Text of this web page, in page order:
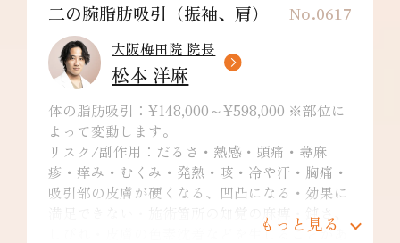
No.0617
二の腕脂肪吸引（振袖、肩）
大阪梅田院 院長
松本 洋麻
体の脂肪吸引：¥148,000～¥598,000 ※部位に
よって変動します。
リスク/副作用：だるさ・熱感・頭痛・蕁麻
疹・痒み・むくみ・発熱・咳・冷や汗・胸痛・
吸引部の皮膚が硬くなる、凹凸になる・効果に
満足できない・施術箇所の知覚の麻痺・鈍さ、
しびれ・皮膚の色素沈着などを生じることがあ
もっと見る